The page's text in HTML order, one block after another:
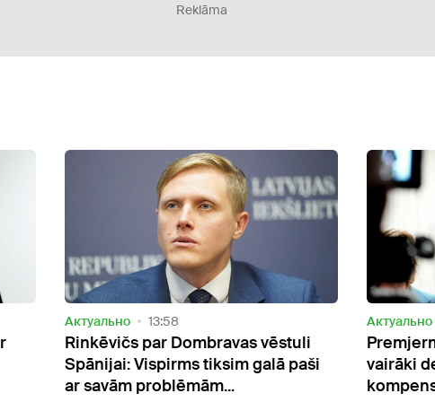
Reklāma
vēstuli
galā paši
Актуально
Premjerministrs apstiprina, ka
vairāki deputāti manipulē ar
kompensācijām